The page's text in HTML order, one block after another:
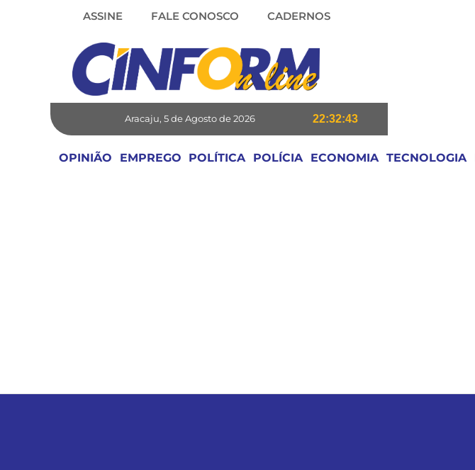
ASSINE FALE CONOSCO CADERNOS
Aracaju, 5 de Agosto de 2026 22:32:44
OPINIÃO EMPREGO POLÍTICA POLÍCIA ECONOMIA TECNOLOGIA